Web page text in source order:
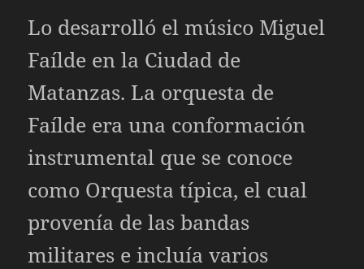
Lo desarrolló el músico Miguel
Faílde en la Ciudad de
Matanzas. La orquesta de
Faílde era una conformación
instrumental que se conoce
como Orquesta típica, el cual
provenía de las bandas
militares e incluía varios